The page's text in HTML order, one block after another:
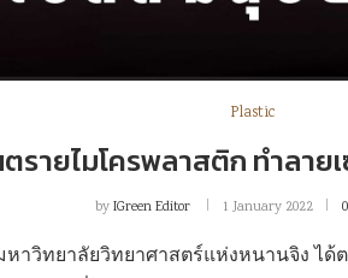
Plastic
รายไมโครพลาสติก ทำลาย
byIGreen Editor 1 January 2022
าวิทยาลัยวิทยาศาสตร์แห่งหนานจิง ได้